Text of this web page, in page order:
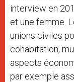
interview en
et une femme.
unions civiles
cohabitation,
aspects
par exemple